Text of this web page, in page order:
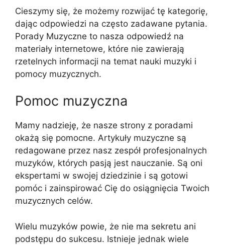
Cieszymy się, że możemy rozwijać tę kategorię,
dając odpowiedzi na często zadawane pytania.
Porady Muzyczne to nasza odpowiedź na
materiały internetowe, które nie zawierają
rzetelnych informacji na temat nauki muzyki i
pomocy muzycznych.
Pomoc muzyczna
Mamy nadzieję, że nasze strony z poradami
okażą się pomocne. Artykuły muzyczne są
redagowane przez nasz zespół profesjonalnych
muzyków, których pasją jest nauczanie. Są oni
ekspertami w swojej dziedzinie i są gotowi
pomóc i zainspirować Cię do osiągnięcia Twoich
muzycznych celów.
Wielu muzyków powie, że nie ma sekretu ani
podstępu do sukcesu. Istnieje jednak wiele